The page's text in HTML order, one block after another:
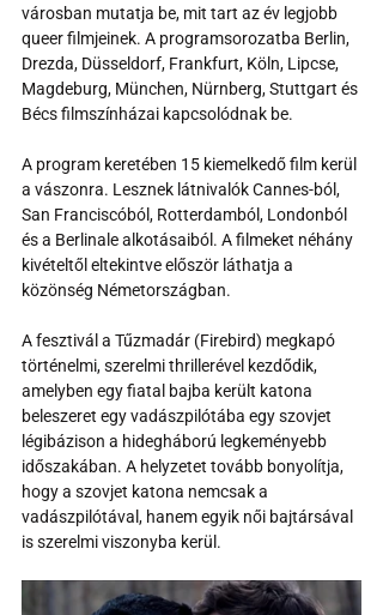
városban mutatja be, mit tart az év legjobb
queer filmjeinek. A programsorozatba Berlin,
Drezda, Düsseldorf, Frankfurt, Köln, Lipcse,
Magdeburg, München, Nürnberg, Stuttgart és
Bécs filmszínházai kapcsolódnak be.
A program keretében 15 kiemelkedő film kerül
a vászonra. Lesznek látnivalók Cannes-ból,
San Franciscóból, Rotterdamból, Londonból
és a Berlinale alkotásaiból. A filmeket néhány
kivételtől eltekintve először láthatja a
közönség Németországban.
A fesztivál a Tűzmadár (Firebird) megkapó
történelmi, szerelmi thrillerével kezdődik,
amelyben egy fiatal bajba került katona
beleszeret egy vadászpilótába egy szovjet
légibázison a hidegháború legkeményebb
időszakában. A helyzetet tovább bonyolítja,
hogy a szovjet katona nemcsak a
vadászpilótával, hanem egyik női bajtársával
is szerelmi viszonyba kerül.